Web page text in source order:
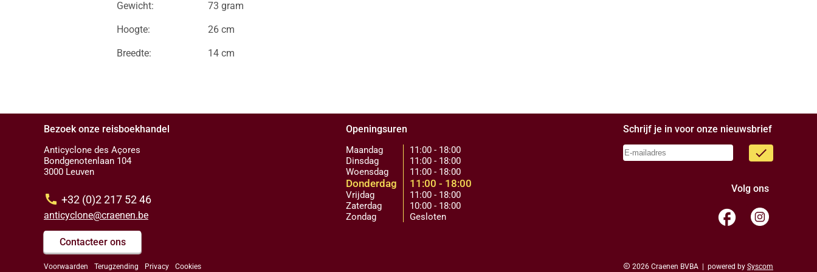
Gewicht: 73 gram
Hoogte: 26 cm
Breedte: 14 cm
Bezoek onze reisboekhandel
Anticyclone des Açores
Bondgenotenlaan 104
3000 Leuven
call +32 (0)2 217 52 46
anticyclone@craenen.be
Contacteer ons
Voorwaarden Terugzending Privacy Cookies
Openingsuren
Maandag
Dinsdag
Woensdag
Donderdag
Vrijdag
Zaterdag
Zondag
11:00 - 18:00
11:00 - 18:00
11:00 - 18:00
11:00 - 18:00
11:00 - 18:00
10:00 - 18:00
Gesloten
Schrijf je in voor onze nieuwsbrief
done
Volg ons
facebook
copyright 2026 Craenen BVBA | powered by Syscom